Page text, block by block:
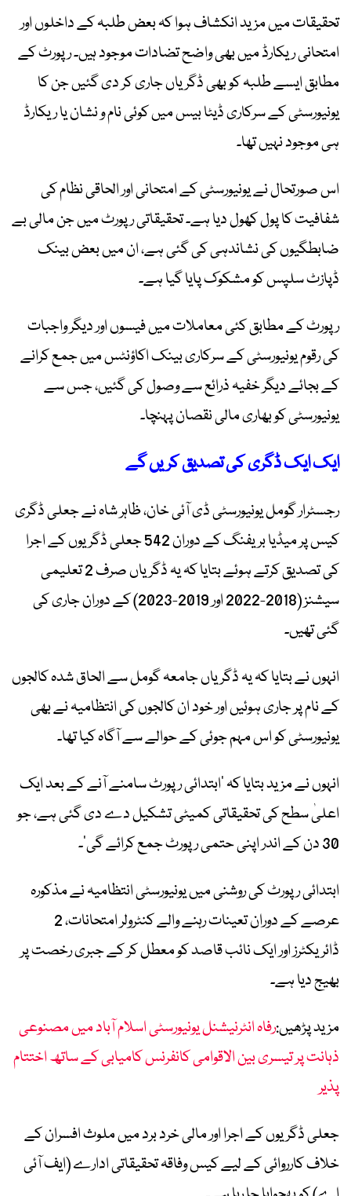
تحقیقات میں مزید انکشاف ہوا کہ بعض طلبہ کے داخلوں اور
امتحانی ریکارڈ میں بھی واضح تضادات موجود ہیں۔ رپورٹ کے
مطابق ایسے طلبہ کو بھی ڈگریاں جاری کر دی گئیں جن کا
یونیورسٹی کے سرکاری ڈیٹا بیس میں کوئی نام و نشان یا ریکارڈ
ہی موجود نہیں تھا۔
اس صورتحال نے یونیورسٹی کے امتحانی اور الحاقی نظام کی
شفافیت کا پول کھول دیا ہے۔ تحقیقاتی رپورٹ میں جن مالی بے
ضابطگیوں کی نشاندہی کی گئی ہے، ان میں بعض بینک
ڈپازٹ سلپس کو مشکوک پایا گیا ہے۔
رپورٹ کے مطابق کئی معاملات میں فیسوں اور دیگر واجبات
کی رقوم یونیورسٹی کے سرکاری بینک اکاؤنٹس میں جمع کرانے
کے بجائے دیگر خفیہ ذرائع سے وصول کی گئیں، جس سے
یونیورسٹی کو بھاری مالی نقصان پہنچا۔
ایک ایک ڈگری کی تصدیق کریں گے
رجسٹرار گومل یونیورسٹی ڈی آئی خان، ظاہر شاہ نے جعلی ڈگری
کیس پر میڈیا بریفنگ کے دوران 542 جعلی ڈگریوں کے اجرا
کی تصدیق کرتے ہوئے بتایا کہ یہ ڈگریاں صرف 2 تعلیمی
سیشنز (2018-2022 اور 2019-2023) کے دوران جاری کی
گئی تھیں۔
انہوں نے بتایا کہ یہ ڈگریاں جامعہ گومل سے الحاق شدہ کالجوں
کے نام پر جاری ہوئیں اور خود ان کالجوں کی انتظامیہ نے بھی
یونیورسٹی کو اس مہم جوئی کے حوالے سے آگاہ کیا تھا۔
انہوں نے مزید بتایا کہ ’ابتدائی رپورٹ سامنے آنے کے بعد ایک
اعلیٰ سطح کی تحقیقاتی کمیٹی تشکیل دے دی گئی ہے، جو
30 دن کے اندر اپنی حتمی رپورٹ جمع کرائے گی‘۔
ابتدائی رپورٹ کی روشنی میں یونیورسٹی انتظامیہ نے مذکورہ
عرصے کے دوران تعینات رہنے والے کنٹرولر امتحانات، 2
ڈائریکٹرز اور ایک نائب قاصد کو معطل کر کے جبری رخصت پر
بھیج دیا ہے۔
مزید پڑھیں:رفاہ انٹرنیشنل یونیورسٹی اسلام آباد میں مصنوعی
ذہانت پر تیسری بین الاقوامی کانفرنس کامیابی کے ساتھ اختتام
پذیر
جعلی ڈگریوں کے اجرا اور مالی خرد برد میں ملوث افسران کے
خلاف کارروائی کے لیے کیس وفاقہ تحقیقاتی ادارے (ایف آئی